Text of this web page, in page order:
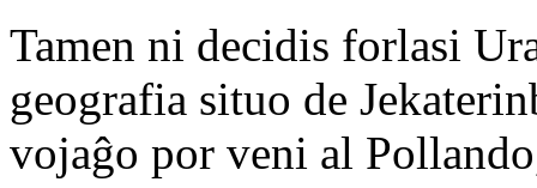
Tamen ni decidis forlasi
geografia situo de
vojaĝo por veni al